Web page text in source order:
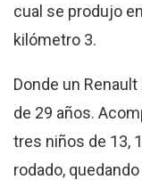
cual se produjo
kilómetro 3.
Donde un
de 29 años.
tres niños de 13,
rodado,